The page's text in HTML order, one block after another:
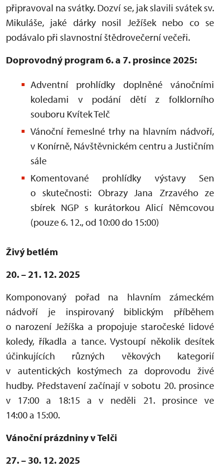
připravoval na svátky. Dozví se, jak slavili svátek sv.
Mikuláše, jaké dárky nosil Ježíšek nebo co se
podávalo při slavnostní štědrovečerní večeři.
Doprovodný program 6. a 7. prosince 2025:
Adventní prohlídky doplněné vánočními
koledami v podání dětí z folklorního
souboru Kvítek Telč
Vánoční řemeslné trhy na hlavním nádvoří,
v Konírně, Návštěvnickém centru a Justičním
sále
Komentované prohlídky výstavy Sen
o skutečnosti: Obrazy Jana Zrzavého ze
sbírek NGP s kurátorkou Alicí Němcovou
(pouze 6. 12., od 10:00 do 15:00)
Živý betlém
20. – 21. 12. 2025
Komponovaný pořad na hlavním zámeckém
nádvoří je inspirovaný biblickým příběhem
o narození Ježíška a propojuje staročeské lidové
koledy, říkadla a tance. Vystoupí několik desítek
účinkujících různých věkových kategorií
v autentických kostýmech za doprovodu živé
hudby. Představení začínají v sobotu 20. prosince
v 17:00 a 18:15 a v neděli 21. prosince ve
14:00 a 15:00.
Vánoční prázdniny v Telči
27. – 30. 12. 2025